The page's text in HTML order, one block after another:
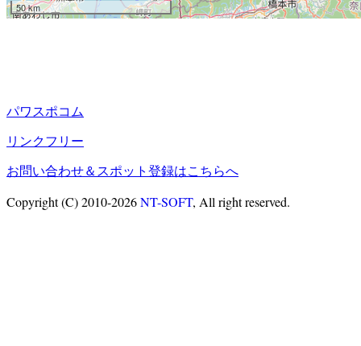
50 km
パワスポコム
リンクフリー
お問い合わせ＆スポット登録はこちらへ
Copyright (C) 2010-2026NT-SOFT, All right reserved.